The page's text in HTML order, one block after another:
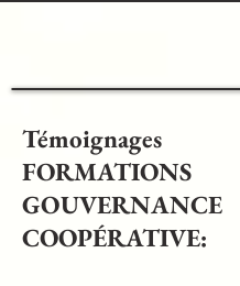
FORMATIONS
GOUVERNANCE
COOPÉRATIVE: